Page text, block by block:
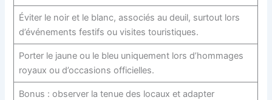
Éviter le noir et le blanc, associés au deuil, surtout lors
d’événements festifs ou visites touristiques.
Porter le jaune ou le bleu uniquement lors d’hommages
royaux ou d’occasions officielles.
Bonus : observer la tenue des locaux et adapter